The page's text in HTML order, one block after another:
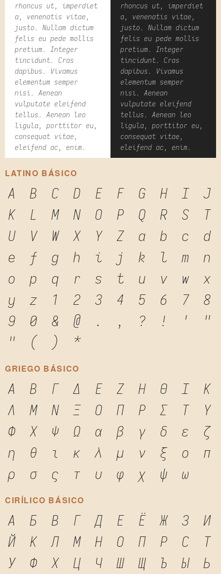
rhoncus ut, imperdiet
a, venenatis vitae,
justo. Nullam dictum
felis eu pede mollis
pretium. Integer
tincidunt. Cras
dapibus. Vivamus
elementum semper
nisi. Aenean
vulputate eleifend
tellus. Aenean leo
ligula, porttitor eu,
consequat vitae,
eleifend ac, enim.
rhoncus ut, imperdiet
a, venenatis vitae,
justo. Nullam dictum
felis eu pede mollis
pretium. Integer
tincidunt. Cras
dapibus. Vivamus
elementum semper
nisi. Aenean
vulputate eleifend
tellus. Aenean leo
ligula, porttitor eu,
consequat vitae,
eleifend ac, enim.
LATINO BÁSICO
A B C D E F G H I
J
K
L M N O P Q R S
T
U
V W X Y Z a b c
d
e
f g h i j k l m
n
o
p q r s t u v w
x
y
z 1 2 3 4 5 6 7
8
9
0 & @ . , ? ! '
"
"
( ) *
GRIEGO BÁSICO
Α Β Γ Δ Ε Ζ Η Θ Ι
Κ
Λ
Μ Ν Ξ Ο Π Ρ Σ Τ
Υ
Φ
Χ Ψ Ω α β γ δ ε
ζ
η
θ ι κ λ μ ν ξ ο
π
ρ
σ ς τ υ φ χ ψ ω
CIRÍLICO BÁSICO
А Б В Г Д Е Ё Ж З
И
Й
К Л М Н О П Р С
Т
У
Ф Х Ц Ч Ш Щ Ъ Ы Ь